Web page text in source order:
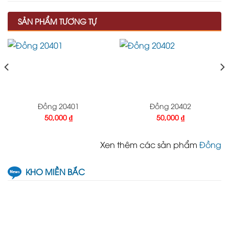
SẢN PHẨM TƯƠNG TỰ
Đồng 20401
50,000 ₫
Đồng 20402
50,000 ₫
Xen thêm các sản phẩm Đồng
KHO MIỀN BẮC